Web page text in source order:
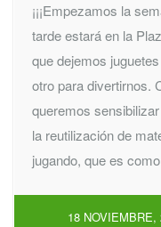
¡¡¡Empezamos la
tarde estará en la
que dejemos
otro para divertirnos.
queremos
la reutilización de
jugando, que es
18 NOVIEMBRE,